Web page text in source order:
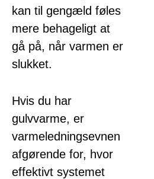
kan til gengæld føles
mere behageligt at
gå på, når varmen er
slukket.
Hvis du har
gulvvarme, er
varmeledningsevnen
afgørende for, hvor
effektivt systemet